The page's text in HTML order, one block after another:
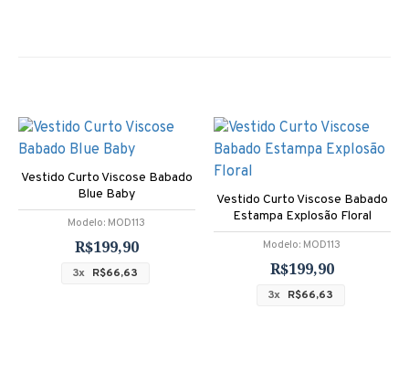
Modelo: MOD113
Vestido Curto Viscose Babado
Blue Baby
R$199,90
3x R$66,63
Modelo: MOD113
Vestido Curto Viscose Babado
Estampa Explosão Floral
R$199,90
3x R$66,63